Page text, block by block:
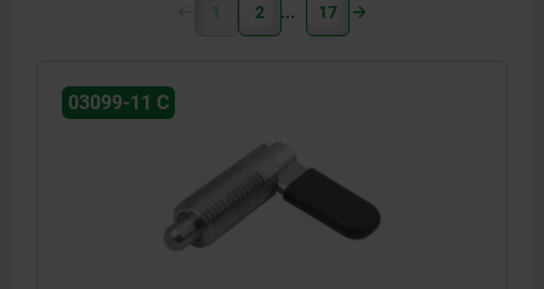
1 2 17
03099-11 C